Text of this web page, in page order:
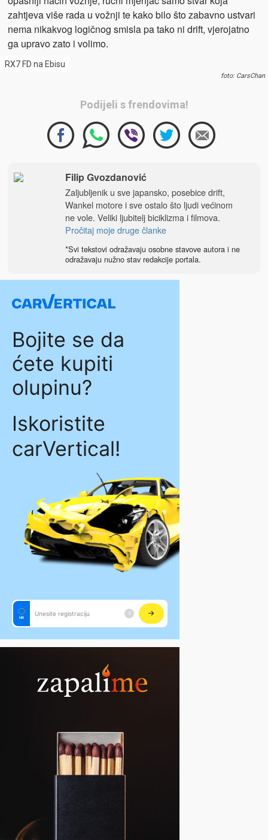
zahtjeva više rada u vožnji te kako bilo što zabavno ustvari
nema nikakvog logičnog smisla pa tako ni drift, vjerojatno
ga upravo zato i volimo.
RX7 FD na Ebisu
foto: CarsChan
Podijeli s frendovima!
Filip Gvozdanović
Zaljubljenik u sve japansko, posebice drift,
Wankel motore i sve ostalo što ljudi većinom
ne vole. Veliki ljubitelj biciklizma i filmova.
Pročitaj moje druge članke
*Svi tekstovi odražavaju osobne stavove autora i ne
odražavaju nužno stav redakcije portala.